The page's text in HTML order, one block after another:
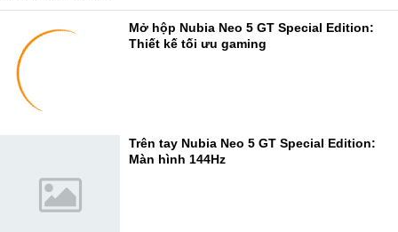
Mở hộp Nubia Neo 5 GT Special Edition:
Thiết kế tối ưu gaming
Trên tay Nubia Neo 5 GT Special Edition:
Màn hình 144Hz